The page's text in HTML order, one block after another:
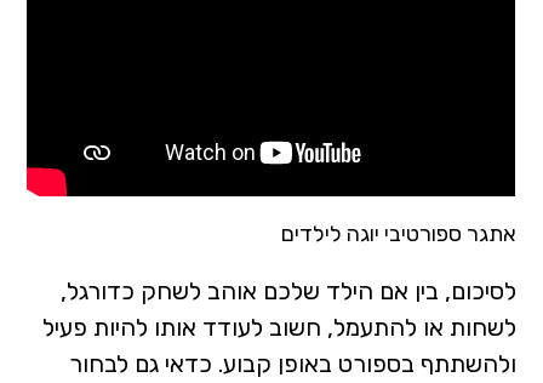
אתגר ספורטיבי יוגה לילדים
לסיכום, בין אם הילד שלכם אוהב לשחק כדורגל,
לשחות או להתעמל, חשוב לעודד אותו להיות פעיל
ולהשתתף בספורט באופן קבוע. כדאי גם לבחור